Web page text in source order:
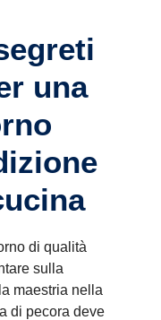
una
di qualità
sulla
maestria nella
di pecora deve